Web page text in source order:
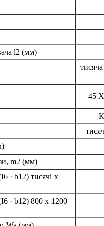
l2 (мм)
тисяча
45
m2 (мм)
· b12) тисячі x
· b12) 800 x 1200